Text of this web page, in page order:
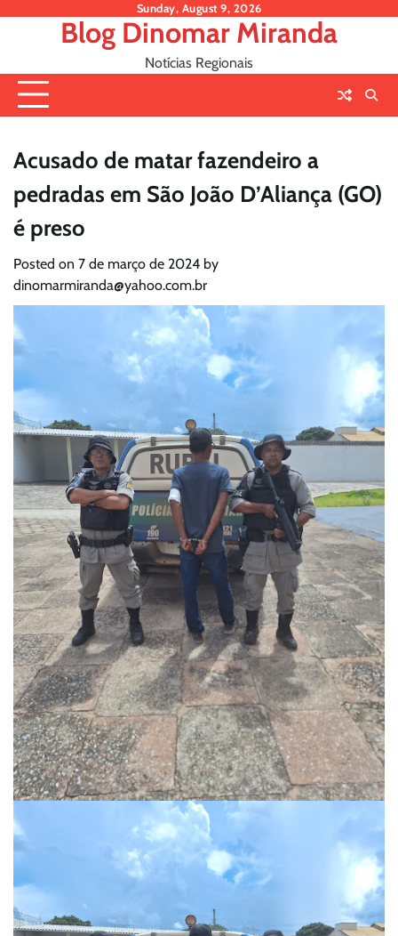
Sunday, August 9, 2026
Blog Dinomar Miranda
Notícias Regionais
Acusado de matar fazendeiro a
pedradas em São João D’Aliança (GO)
é preso
Posted on 7 de março de 2024 by
dinomarmiranda@yahoo.com.br